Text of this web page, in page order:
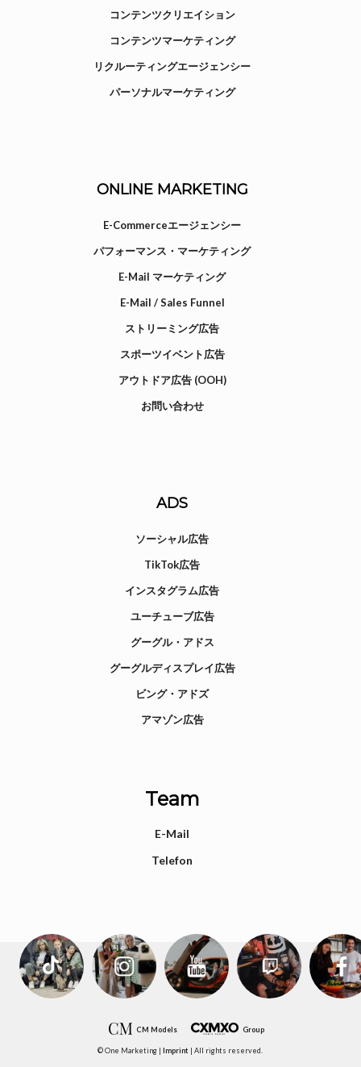
コンテンツクリエイション
コンテンツマーケティング
リクルーティングエージェンシー
パーソナルマーケティング
ONLINE MARKETING
E-Commerceエージェンシー
パフォーマンス・マーケティング
E-Mail マーケティング
E-Mail / Sales Funnel
ストリーミング広告
スポーツイベント広告
アウトドア広告 (OOH)
お問い合わせ
ADS
ソーシャル広告
TikTok広告
インスタグラム広告
ユーチューブ広告
グーグル・アドス
グーグルディスプレイ広告
ビング・アドズ
アマゾン広告
Team
E-Mail
Telefon
CM Models Group
© One Marketing |Imprint | All rights reserved.